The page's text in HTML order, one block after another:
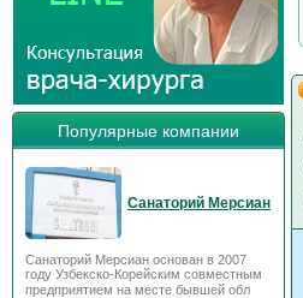
Популярные компании
Санаторий Мерсиан
Санаторий Мерсиан основан в 2007
году Узбекско-Корейским совместным
предприятием на месте бывшей обл